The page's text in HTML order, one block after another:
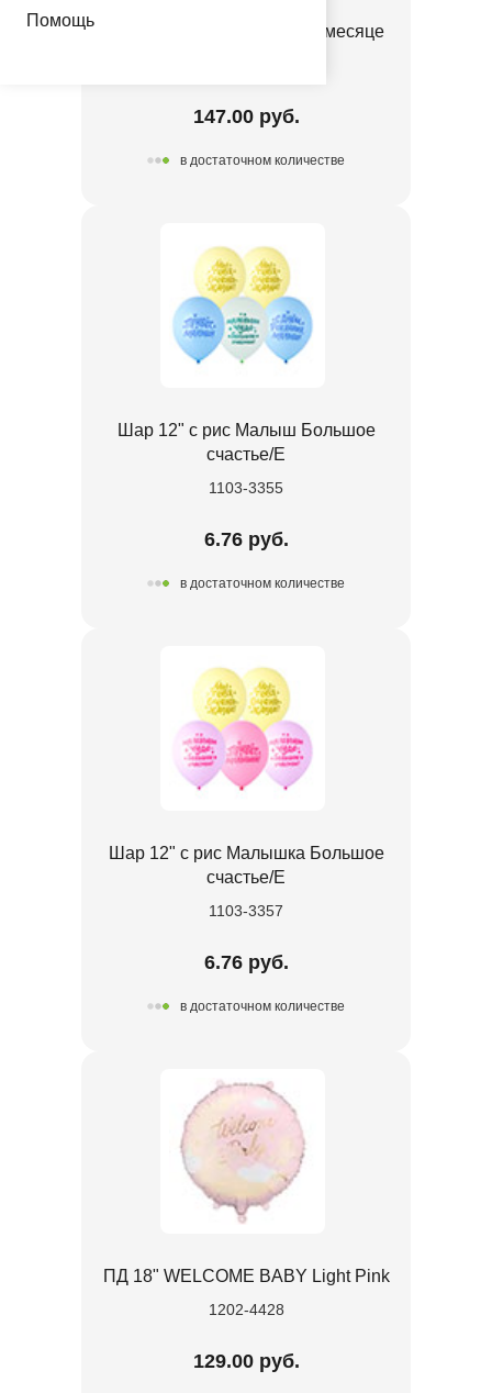
Помощь
Ф ФИГУРА Мишка на полумесяце
147.00 руб.
в достаточном количестве
Шар 12" с рис Малыш Большое
счастье/E
1103-3355
6.76 руб.
в достаточном количестве
Шар 12" с рис Малышка Большое
счастье/E
1103-3357
6.76 руб.
в достаточном количестве
ПД 18" WELCOME BABY Light Pink
1202-4428
129.00 руб.